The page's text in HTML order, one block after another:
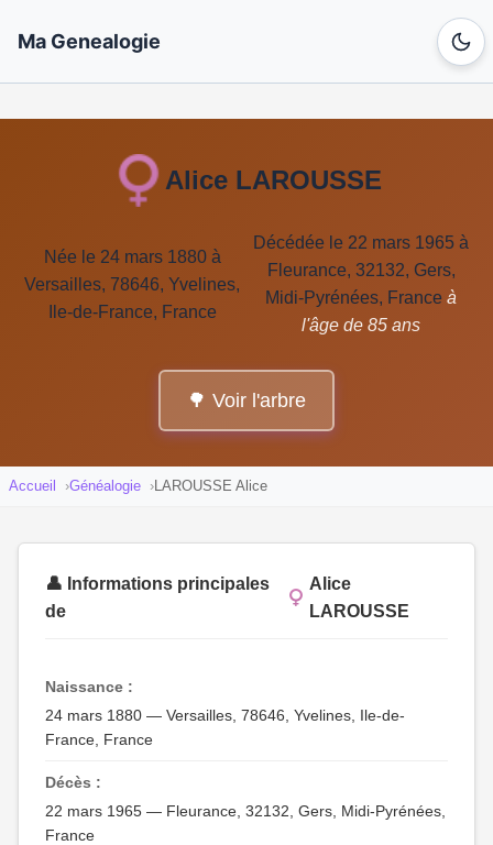
Ma Genealogie
Alice LAROUSSE
Née le 24 mars 1880 à
Versailles, 78646, Yvelines,
Ile-de-France, France
Décédée le 22 mars 1965 à
Fleurance, 32132, Gers,
Midi-Pyrénées, France à
l'âge de 85 ans
🌳 Voir l'arbre
Accueil Généalogie LAROUSSE Alice
👤 Informations principales
de
Alice
LAROUSSE
Naissance :
24 mars 1880 — Versailles, 78646, Yvelines, Ile-de-
France, France
Décès :
22 mars 1965 — Fleurance, 32132, Gers, Midi-Pyrénées,
France